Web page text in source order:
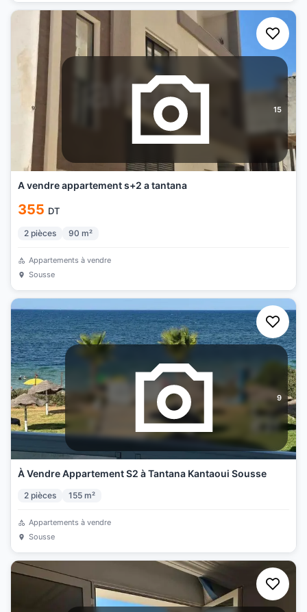
15
A vendre appartement s+2 a tantana
355 DT
2 pièces 90 m²
Appartements à vendre
Sousse
9
À Vendre Appartement S2 à Tantana Kantaoui Sousse
2 pièces 155 m²
Appartements à vendre
Sousse